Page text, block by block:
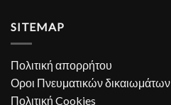
SITEMAP
Πολιτική απορρήτου
Οροι Πνευματικών δικαιωμάτων
Πολιτική Cookies